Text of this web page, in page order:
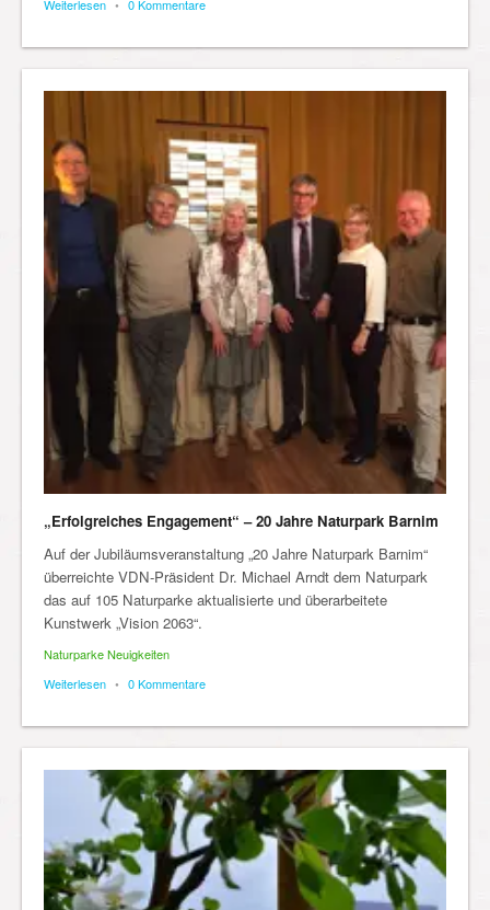
Weiterlesen • 0 Kommentare
„Erfolgreiches Engagement“ – 20 Jahre Naturpark Barnim
Auf der Jubiläumsveranstaltung „20 Jahre Naturpark Barnim“
überreichte VDN-Präsident Dr. Michael Arndt dem Naturpark
das auf 105 Naturparke aktualisierte und überarbeitete
Kunstwerk „Vision 2063“.
Naturparke Neuigkeiten
Weiterlesen • 0 Kommentare